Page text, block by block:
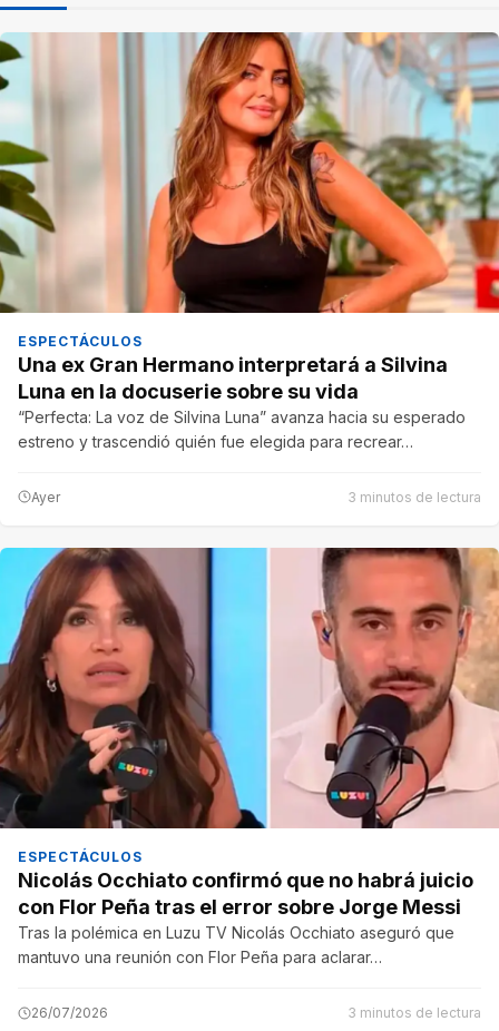
ESPECTÁCULOS
Una ex Gran Hermano interpretará a Silvina
Luna en la docuserie sobre su vida
“Perfecta: La voz de Silvina Luna” avanza hacia su esperado
estreno y trascendió quién fue elegida para recrear…
Ayer 3 minutos de lectura
ESPECTÁCULOS
Nicolás Occhiato confirmó que no habrá juicio
con Flor Peña tras el error sobre Jorge Messi
Tras la polémica en Luzu TV Nicolás Occhiato aseguró que
mantuvo una reunión con Flor Peña para aclarar…
26/07/2026 3 minutos de lectura